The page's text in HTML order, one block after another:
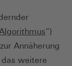
“)
Annäherung
weitere